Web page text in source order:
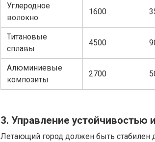
Углеродное
волокно
1600
Титановые
сплавы
4500
Алюминиевые
композиты
2700
3. Управление устойчивостью
Летающий город должен быть